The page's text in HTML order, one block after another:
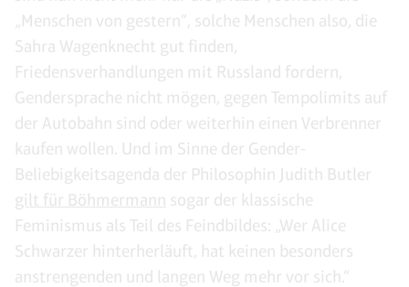
„Menschen von gestern“, solche Menschen also, die
Sahra Wagenknecht gut finden,
Friedensverhandlungen mit Russland fordern,
Gendersprache nicht mögen, gegen Tempolimits auf
der Autobahn sind oder weiterhin einen Verbrenner
kaufen wollen. Und im Sinne der Gender-
Beliebigkeitsagenda der Philosophin Judith Butler
gilt für Böhmermann sogar der klassische
Feminismus als Teil des Feindbildes: „Wer Alice
Schwarzer hinterherläuft, hat keinen besonders
anstrengenden und langen Weg mehr vor sich.“